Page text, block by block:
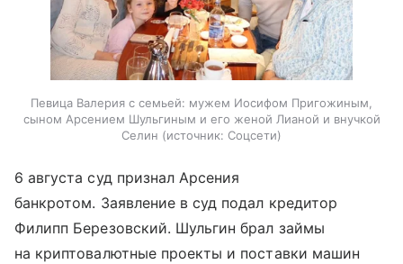
Певица Валерия с семьей: мужем Иосифом Пригожиным,
сыном Арсением Шульгиным и его женой Лианой и внучкой
Селин
источник: Соцсети
6 августа суд признал Арсения
банкротом. Заявление в суд подал кредитор
Филипп Березовский. Шульгин брал займы
на криптовалютные проекты и поставки машин